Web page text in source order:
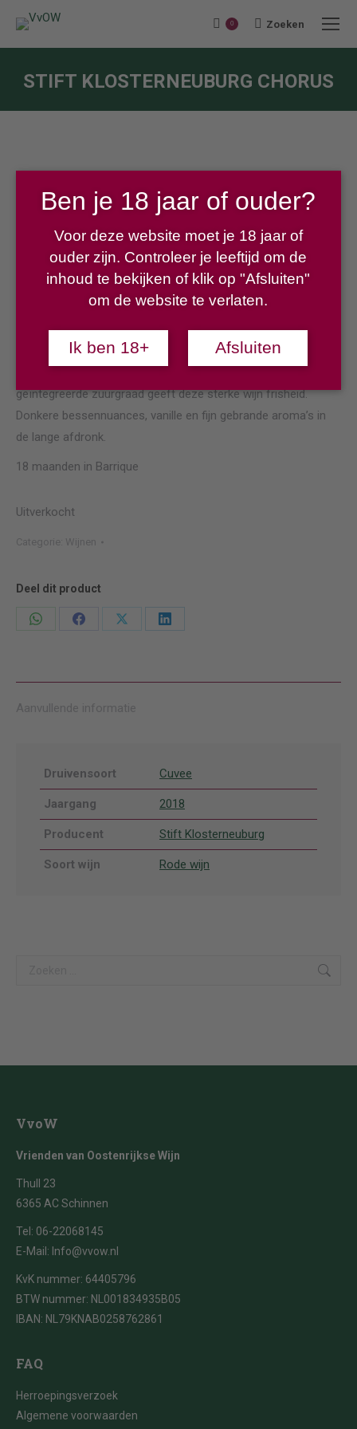
0 Search:
Zoeken
STIFT KLOSTERNEUBURG CHORUS
Cuvee van 50% Carbenet Sauvignon, 30% Merlot, 10%
Carbenet Franc en 10% St, Laurent. Donkere robijnrode kleur.
In de neus een verleidelijke geur van zwarte bessen
gecombineerd met intense bosbessen. In de mond sappige,
geïntegreerde zuurgraad geeft deze sterke wijn frisheid.
Donkere bessennuances, vanille en fijn gebrande aroma’s in
de lange afdronk.
18 maanden in Barrique
Uitverkocht
Categorie: Wijnen
Deel dit product
Deel
Deel
Deel
Deel
Aanvullende informatie
Druivensoort Cuvee
Jaargang 2018
Producent Stift Klosterneuburg
Soort wijn Rode wijn
VvoW
Vrienden van Oostenrijkse Wijn
Thull 23
6365 AC Schinnen
Tel: 06-22068145
E-Mail: Info@vvow.nl
KvK nummer: 64405796
BTW nummer: NL001834935B05
IBAN: NL79KNAB0258762861
FAQ
Herroepingsverzoek
Algemene voorwaarden
Ben je 18 jaar of ouder?
Voor deze website moet je 18 jaar of
ouder zijn. Controleer je leeftijd om de
inhoud te bekijken of klik op "Afsluiten"
om de website te verlaten.
Ik ben 18+ Afsluiten